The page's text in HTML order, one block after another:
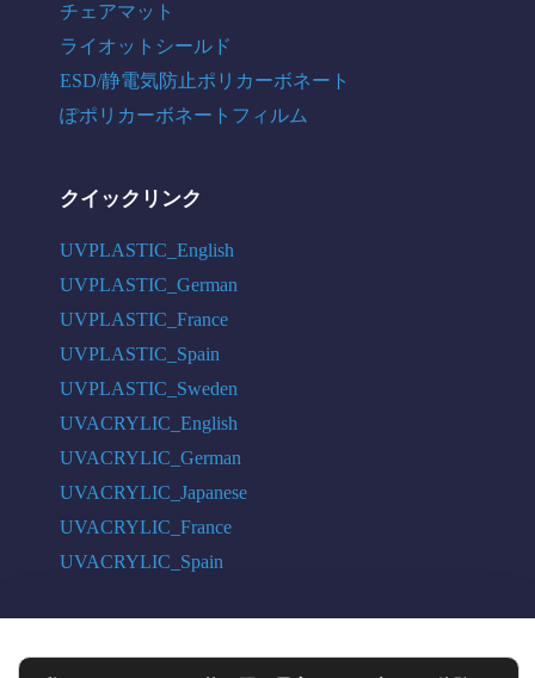
チェアマット
ライオットシールド
ESD/静電気防止ポリカーボネート
ぽポリカーボネートフィルム
クイックリンク
UVPLASTIC_English
UVPLASTIC_German
UVPLASTIC_France
UVPLASTIC_Spain
UVPLASTIC_Sweden
UVACRYLIC_English
UVACRYLIC_German
UVACRYLIC_Japanese
UVACRYLIC_France
UVACRYLIC_Spain